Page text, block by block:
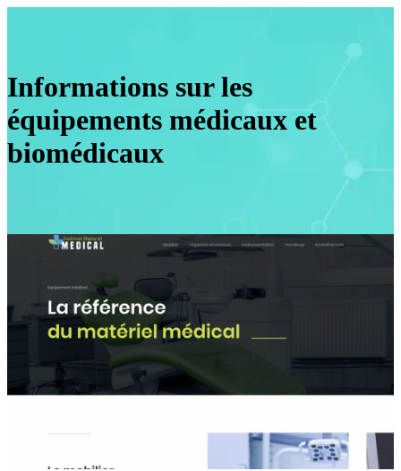
Informations sur les
équipements médicaux et
biomédicaux